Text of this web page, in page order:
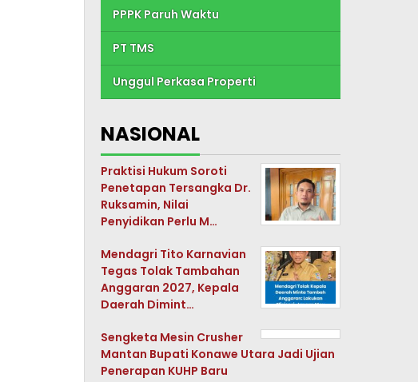
PPPK Paruh Waktu
PT TMS
Unggul Perkasa Properti
NASIONAL
Praktisi Hukum Soroti
Penetapan Tersangka Dr.
Ruksamin, Nilai
Penyidikan Perlu M…
Mendagri Tito Karnavian
Tegas Tolak Tambahan
Anggaran 2027, Kepala
Daerah Dimint…
Sengketa Mesin Crusher
Mantan Bupati Konawe Utara Jadi Ujian
Penerapan KUHP Baru